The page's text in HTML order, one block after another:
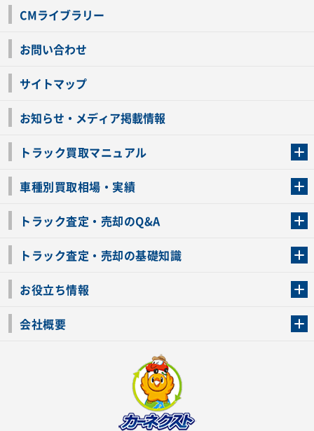
CMライブラリー
お問い合わせ
サイトマップ
お知らせ・メディア掲載情報
トラック買取マニュアル
車種別買取相場・実績
トラック査定・売却のQ&A
トラック査定・売却の基礎知識
お役立ち情報
会社概要